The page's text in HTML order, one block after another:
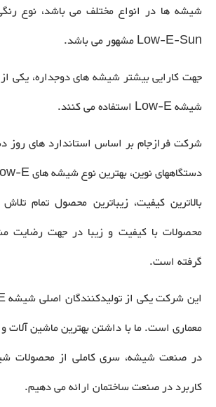
شیشه ها در انواع مختلف می باشد، نوع
Low-E-Sun مشهور می باشد.
جهت کارایی بیشتر شیشه های دوجداره، یکی
شیشه Low-E استفاده می کنند.
شرکت فرازجام بر اساس استاندارد های روز
بالاترین کیفیت، زیباترین محصول تمام
محصولات با کیفیت و زیبا در جهت رضایت
گرفته است.
معماری است. ما با داشتن بهترین ماشین آلات
در صنعت شیشه، سری کاملی از محصولات
کاربرد در صنعت ساختمان ارائه می دهیم.